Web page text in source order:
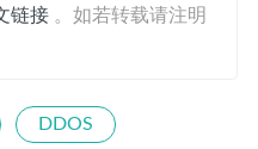
链接 。如若转载请注明
DDOS